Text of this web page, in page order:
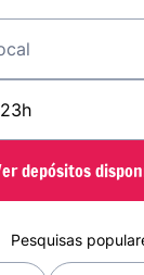
23h
depósitos
Pesquisas